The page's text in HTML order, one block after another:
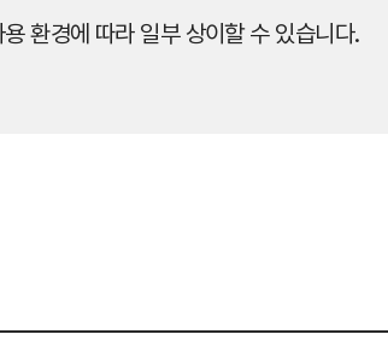
환경에 따라 일부 상이할 수 있습니다.